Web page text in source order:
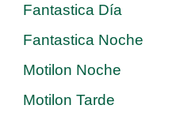
Fantastica Día
Fantastica Noche
Motilon Noche
Motilon Tarde